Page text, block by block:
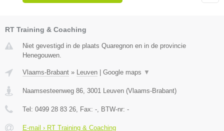
RT Training & Coaching
Niet gevestigd in de plaats Quaregnon en in de provincie
Henegouwen.
Vlaams-Brabant » Leuven | Google maps ▼
Naamsesteenweg 86 3001 Leuven (Vlaams-Brabant)
Tel: 0499 28 83 26 , Fax: - , BTW-nr: -
E-mail › RT Training & Coaching